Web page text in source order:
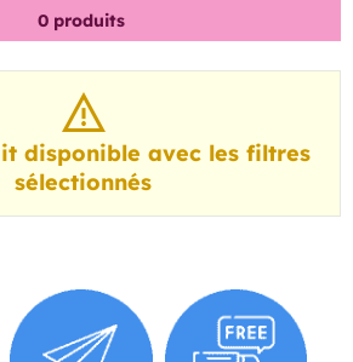
0 produits
disponible avec les filtres
sélectionnés